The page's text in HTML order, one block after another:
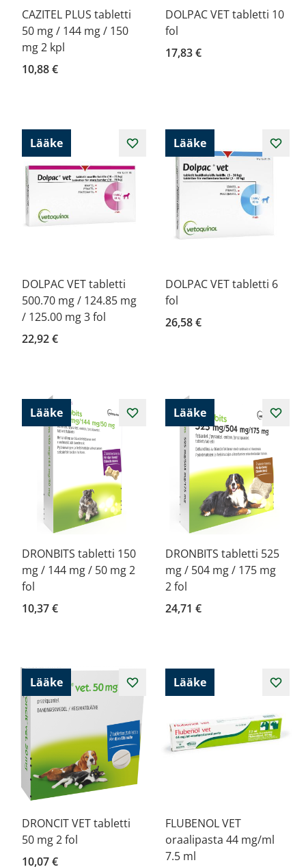
CAZITEL PLUS tabletti
50 mg / 144 mg / 150
mg 2 kpl
10,88 €
DOLPAC VET tabletti 10
fol
17,83 €
Lääke
DOLPAC VET tabletti
500.70 mg / 124.85 mg
/ 125.00 mg 3 fol
22,92 €
Lääke
DOLPAC VET tabletti 6
fol
26,58 €
Lääke
DRONBITS tabletti 150
mg / 144 mg / 50 mg 2
fol
10,37 €
Lääke
DRONBITS tabletti 525
mg / 504 mg / 175 mg
2 fol
24,71 €
Lääke
DRONCIT VET tabletti
50 mg 2 fol
10,07 €
Lääke
FLUBENOL VET
oraalipasta 44 mg/ml
7.5 ml